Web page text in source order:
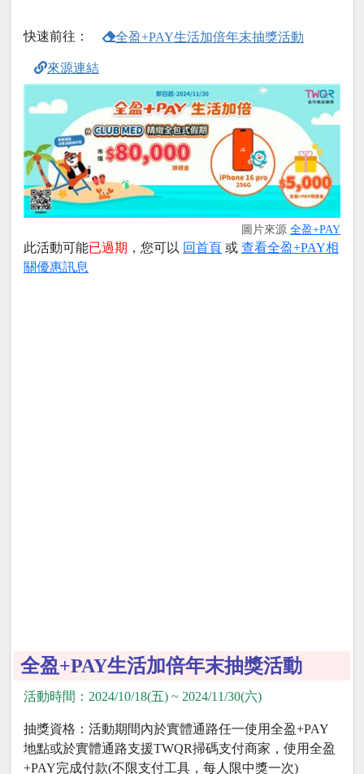
快速前往： 全盈+PAY生活加倍年末抽獎活動
來源連結
圖片來源 全盈+PAY
此活動可能已過期 ，您可以 回首頁 或 查看全盈+PAY相
關優惠訊息
全盈+PAY生活加倍年末抽獎活動
活動時間：2024/10/18(五) ~ 2024/11/30(六)
抽獎資格：活動期間內於實體通路任一使用全盈+PAY
地點或於實體通路支援TWQR掃碼支付商家，使用全盈
+PAY完成付款(不限支付工具，每人限中獎一次)